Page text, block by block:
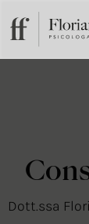
Dott.ssa